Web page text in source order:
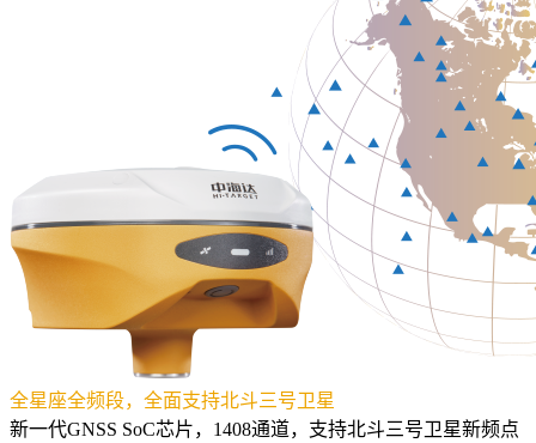
全星座全频段，全面支持北斗三号卫星
新一代GNSS SoC芯片，1408通道，支持北斗三号卫星新频点